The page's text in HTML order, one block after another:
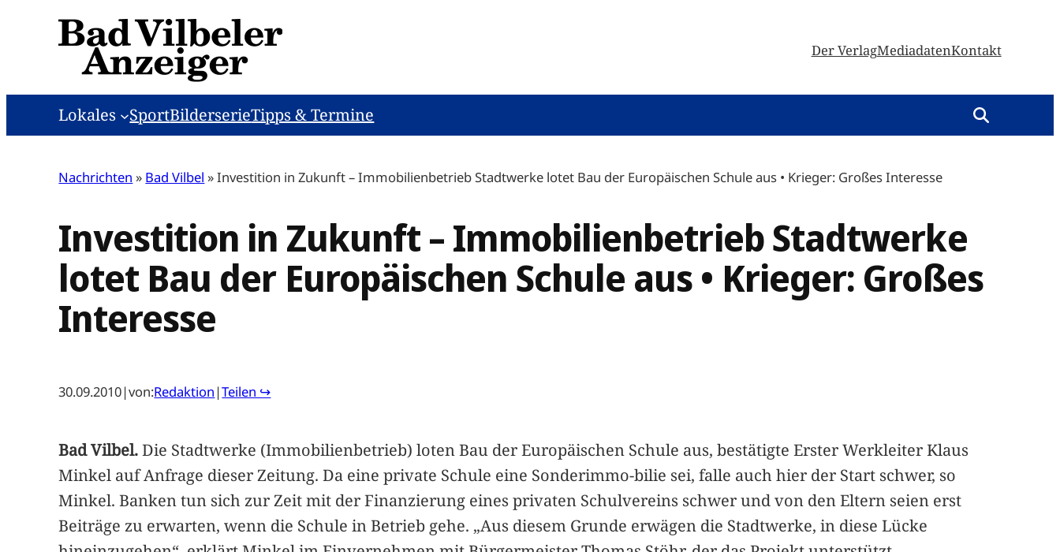
Der VerlagMediadatenKontakt
Lokales SportBilderserieTipps & Termine
Nachrichten » Bad Vilbel »Investition in Zukunft – Immobilienbetrieb Stadtwerke lotet Bau der Europäischen Schule aus • Krieger: Großes Interesse
Investition in Zukunft – Immobilienbetrieb Stadtwerke
lotet Bau der Europäischen Schule aus • Krieger: Großes
Interesse
30.09.2010|von:Redaktion |Teilen ↪
Bad Vilbel.Die Stadtwerke (Immobilienbetrieb) loten Bau der Europäischen Schule aus, bestätigte Erster Werkleiter Klaus
Minkel auf Anfrage dieser Zeitung. Da eine private Schule eine Sonderimmo-bilie sei, falle auch hier der Start schwer, so
Minkel. Banken tun sich zur Zeit mit der Finanzierung eines privaten Schulvereins schwer und von den Eltern seien erst
Beiträge zu erwarten, wenn die Schule in Betrieb gehe. „Aus diesem Grunde erwägen die Stadtwerke, in diese Lücke